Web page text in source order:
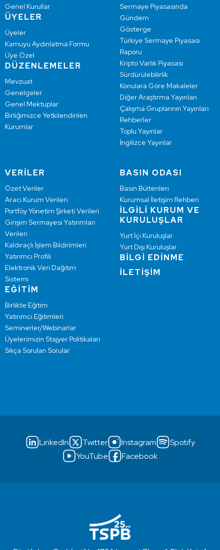
Genel Kurullar
ÜYELER
Üyeler
Kamuyu Aydınlatma Formu
Üye Özel
DÜZENLEMELER
Mevzuat
Genelgeler
Genel Mektuplar
Birliğimizce Yetkilendirilen
Kurumlar
Sermaye Piyasasında
Gündem
Gösterge
Türkiye Sermaye Piyasası
Raporu
Kripto Varlık Piyasası
Sürdürülebilirlik
Konulara Göre Makaleler
Diğer Araştırma Yayınları
Çalışma Gruplarının Yayınları
Rehberler
Toplu Yayınlar
İngilizce Yayınlar
VERİLER
Özet Veriler
Aracı Kurum Verileri
Portföy Yönetim Şirketi Verileri
Girişim Sermayesi Yatırımları
Verileri
Kaldıraçlı İşlem Bildirimleri
Yatırımcı Profili
Elektronik Veri Dağıtım
Sistemi
EĞİTİM
Birlikte Eğitim
Yatırımcı Eğitimleri
Seminerler/Webinarlar
Üyelerimizin Stajyer Politikaları
Sıkça Sorulan Sorular
BASIN ODASI
Basın Bültenleri
Kurumsal İletişim Rehberi
İLGİLİ KURUM VE
KURULUŞLAR
Yurt İçi Kuruluşlar
Yurt Dışı Kuruluşlar
BİLGİ EDİNME
İLETİŞİM
LinkedIn Twitter Instagram
Spotify
YouTube
Facebook